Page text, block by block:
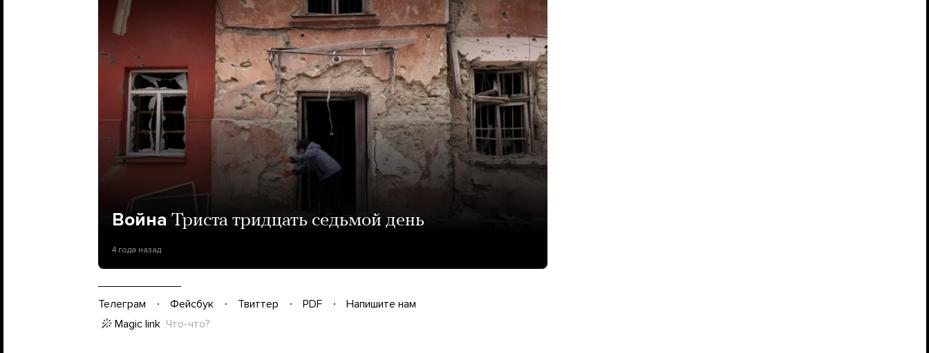
Война Триста тридцать седьмой день
4 года назад
Телеграм Фейсбук Твиттер PDF
Напишите нам
Magic link Что-что?